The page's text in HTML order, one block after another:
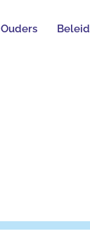
Ouders Beleid